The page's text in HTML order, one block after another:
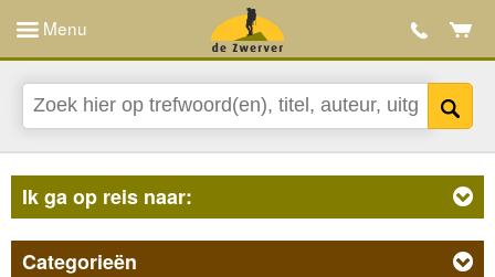
Menu
Ik ga op reis naar:
Categorieën